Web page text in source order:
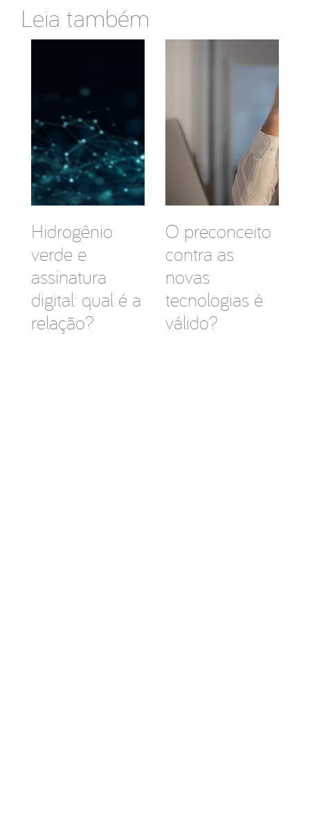
Leia também
Hidrogênio
verde e
assinatura
digital: qual é a
relação?
O preconceito
contra as
novas
tecnologias é
válido?